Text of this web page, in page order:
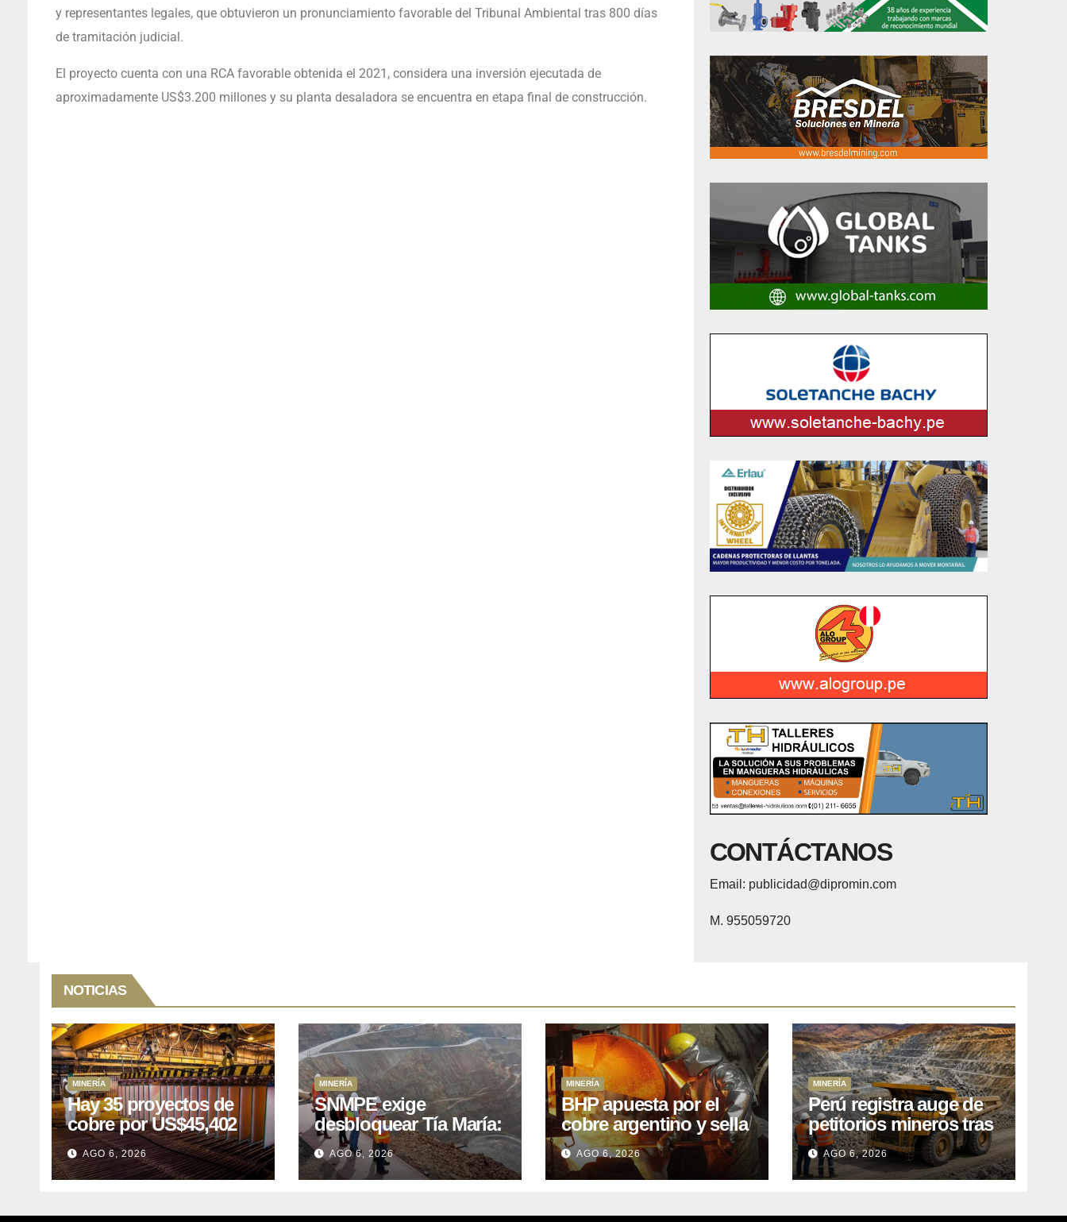
y representantes legales, que obtuvieron un pronunciamiento favorable del Tribunal Ambiental tras 800 días
de tramitación judicial.
El proyecto cuenta con una RCA favorable obtenida el 2021, considera una inversión ejecutada de
aproximadamente US$3.200 millones y su planta desaladora se encuentra en etapa final de construcción.
CONTÁCTANOS
Email: publicidad@dipromin.com
M. 955059720
NOTICIAS
MINERÍA
Hay 35 proyectos de
cobre por US$45,402
millones que Perú
puede aprovechar
AGO 6, 2026
MINERÍA
SNMPE exige
desbloquear Tía María:
el proyecto de
US$1.400M que Perú
lleva 15 años
AGO 6, 2026
MINERÍA
BHP apuesta por el
cobre argentino y sella
acuerdo con Kobrea
para siete proyecto
AGO 6, 2026
MINERÍA
Perú registra auge de
petitorios mineros tras
liberación de más de
mil concesiones para
explorar cobre y oro
AGO 6, 2026